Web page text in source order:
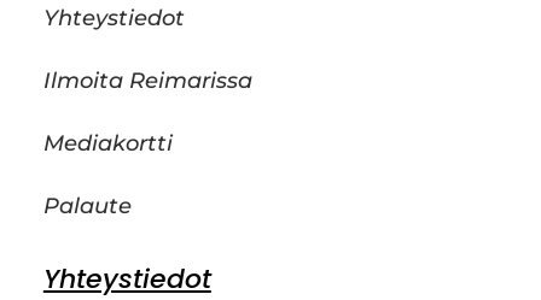
Yhteystiedot
Ilmoita Reimarissa
Mediakortti
Palaute
Yhteystiedot